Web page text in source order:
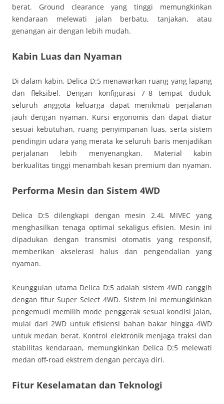
berat. Ground clearance yang tinggi memungkinkan
kendaraan melewati jalan berbatu, tanjakan, atau
genangan air dengan lebih mudah.
Kabin Luas dan Nyaman
Di dalam kabin, Delica D:5 menawarkan ruang yang lapang
dan fleksibel. Dengan konfigurasi 7–8 tempat duduk,
seluruh anggota keluarga dapat menikmati perjalanan
jauh dengan nyaman. Kursi ergonomis dan dapat diatur
sesuai kebutuhan, ruang penyimpanan luas, serta sistem
pendingin udara yang merata ke seluruh baris menjadikan
perjalanan lebih menyenangkan. Material kabin
berkualitas tinggi menambah kesan premium dan nyaman.
Performa Mesin dan Sistem 4WD
Delica D:5 dilengkapi dengan mesin 2.4L MIVEC yang
menghasilkan tenaga optimal sekaligus efisien. Mesin ini
dipadukan dengan transmisi otomatis yang responsif,
memberikan akselerasi halus dan pengendalian yang
nyaman.
Keunggulan utama Delica D:5 adalah sistem 4WD canggih
dengan fitur Super Select 4WD. Sistem ini memungkinkan
pengemudi memilih mode penggerak sesuai kondisi jalan,
mulai dari 2WD untuk efisiensi bahan bakar hingga 4WD
untuk medan berat. Kontrol elektronik menjaga traksi dan
stabilitas kendaraan, memungkinkan Delica D:5 melewati
medan off-road ekstrem dengan percaya diri.
Fitur Keselamatan dan Teknologi